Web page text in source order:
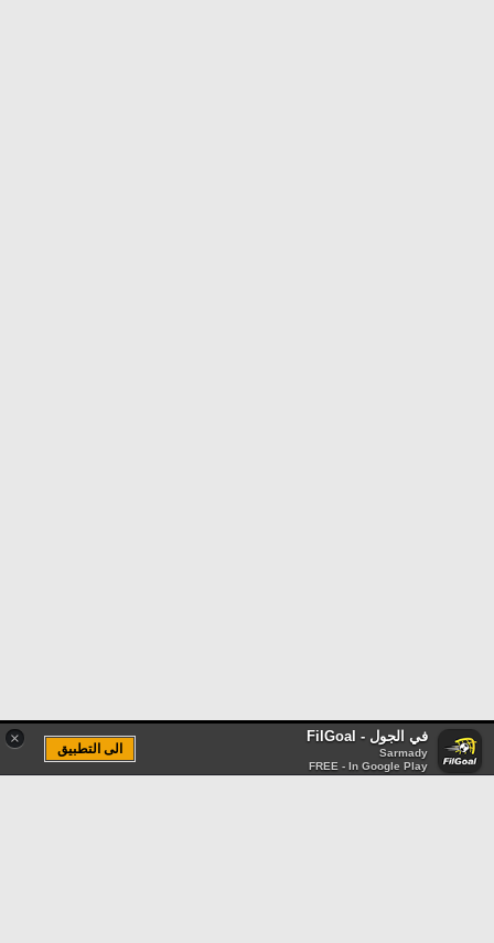
× في الجول - FilGoal
Sarmady
FREE - In Google Play
الى التطبيق